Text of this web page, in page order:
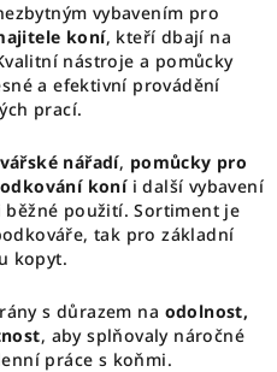
vybavením pro
koní, kteří dbají na
nástroje a pomůcky
a efektivní provádění
prací.
nářadí, pomůcky pro
koníi další vybavení
použití. Sortiment je
tak pro základní
kopyt.
s důrazem na odolnost,
, aby splňovaly náročné
práce s koňmi.